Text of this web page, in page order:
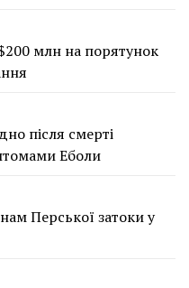
млн на порятунок
після смерті
Еболи
Перської затоки у